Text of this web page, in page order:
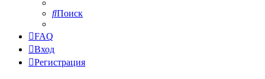
Поиск
FAQ
Вход
Регистрация